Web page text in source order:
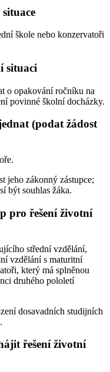
škole nebo konzervatoři
situaci
o opakování ročníku na
povinné školní docházky.
(podat žádost
jeho zákonný zástupce;
být souhlas žáka.
pro řešení životní
střední vzdělání,
vzdělání s maturitní
který má splněnou
druhého pololetí
dosavadních studijních
řešení životní